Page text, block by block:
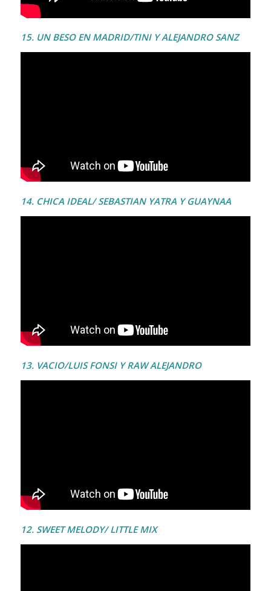
15. UN BESO EN MADRID/TINI Y ALEJANDRO SANZ
14. CHICA IDEAL/ SEBASTIAN YATRA Y GUAYNAA
13. VACIO/LUIS FONSI Y RAW ALEJANDRO
12. SWEET MELODY/ LITTLE MIX